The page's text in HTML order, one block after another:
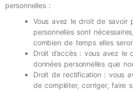
personnelles :
Vous avez le droit de savoir
personnelles sont
combien de temps elles
Droit d’accès : vous avez le
données personnelles que
Droit de rectification : vous
de compléter, corriger, faire